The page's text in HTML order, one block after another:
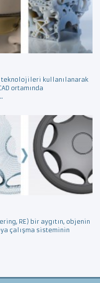
teknolojileri kullanılanarak
ortamında
RE) bir aygıtın, objenin
çalışma sisteminin